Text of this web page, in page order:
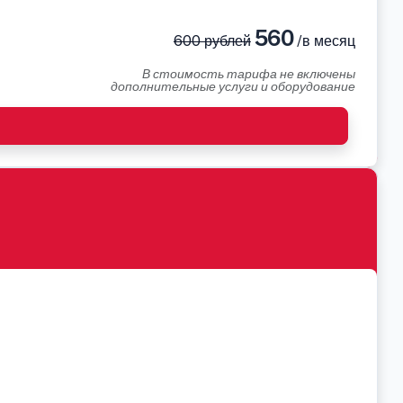
600 рублей560/в месяц
В стоимость тарифа не включены
дополнительные услуги и оборудование